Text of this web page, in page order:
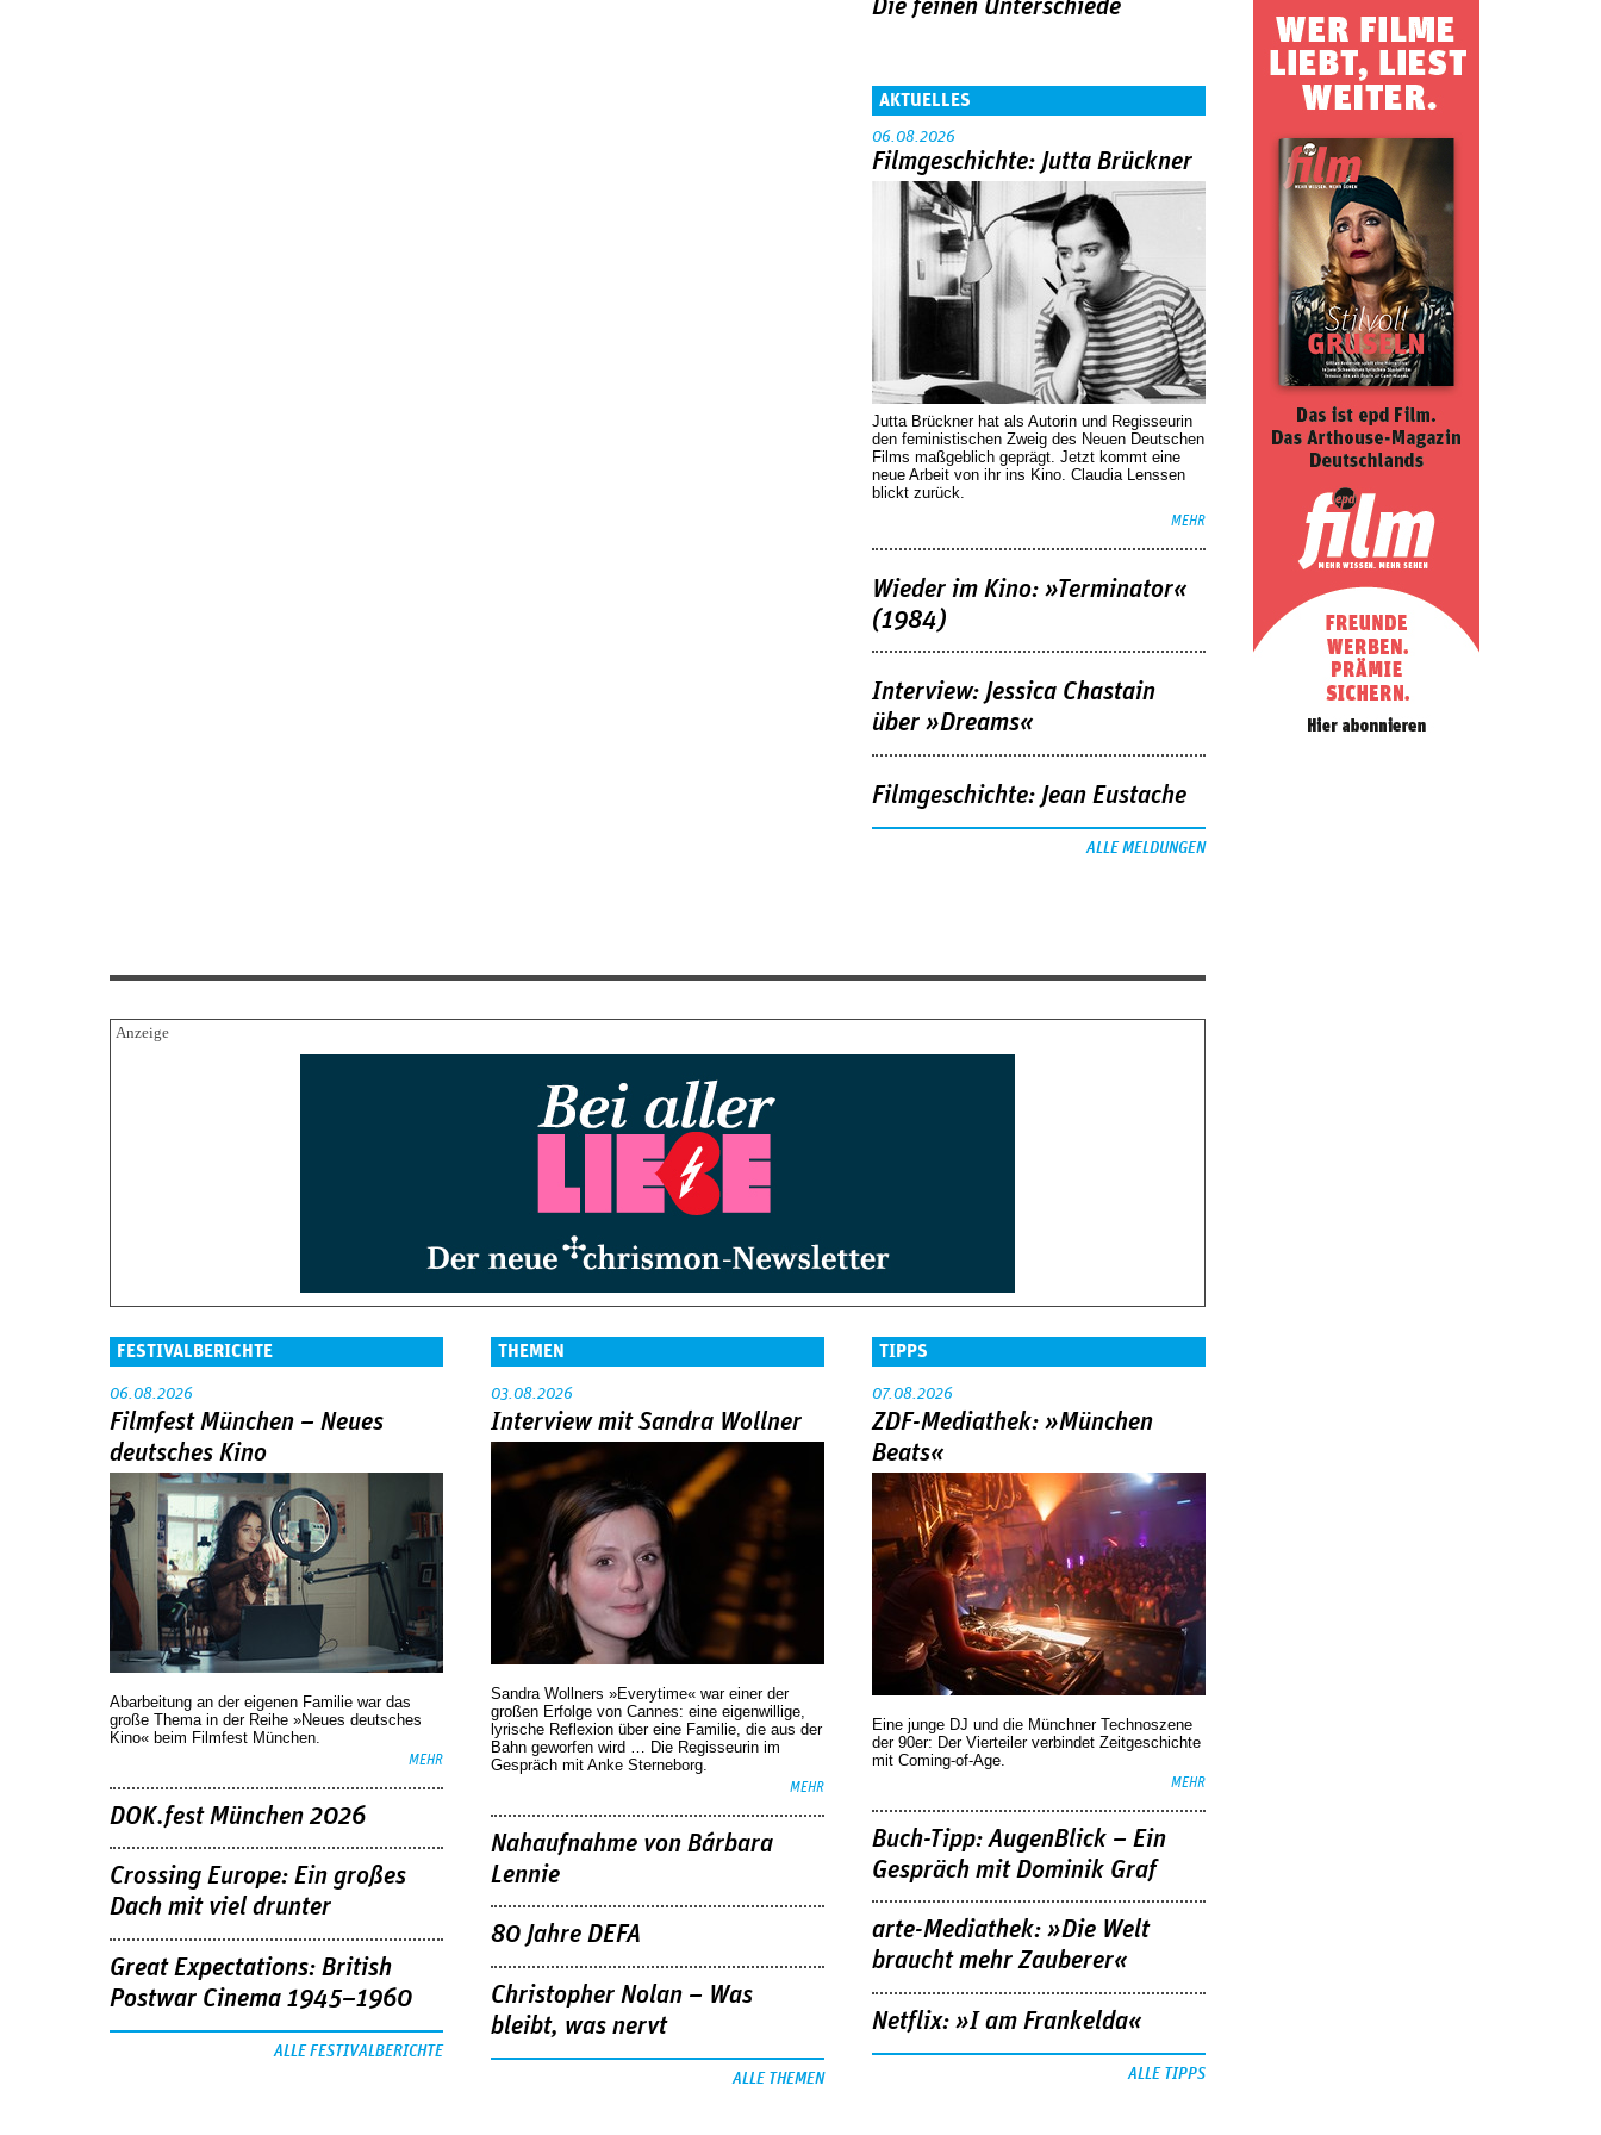
Die feinen Unterschiede
AKTUELLES
06.08.2026
Filmgeschichte: Jutta Brückner
Jutta Brückner hat als Autorin und Regisseurin
den feministischen Zweig des Neuen Deutschen
Films maßgeblich geprägt. Jetzt kommt eine
neue Arbeit von ihr ins Kino. Claudia Lenssen
blickt zurück.
MEHR
Wieder im Kino: »Terminator«
(1984)
Interview: Jessica Chastain
über »Dreams«
Filmgeschichte: Jean Eustache
ALLE MELDUNGEN
FESTIVALBERICHTE
06.08.2026
Filmfest München – Neues
deutsches Kino
Abarbeitung an der eigenen Familie war das
große Thema in der Reihe »Neues deutsches
Kino« beim Filmfest München.
MEHR
DOK.fest München 2026
Crossing Europe: Ein großes
Dach mit viel drunter
Great Expectations: British
Postwar Cinema 1945–1960
ALLE FESTIVALBERICHTE
THEMEN
03.08.2026
Interview mit Sandra Wollner
Sandra Wollners »Everytime« war einer der
großen Erfolge von Cannes: eine eigenwillige,
lyrische Reflexion über eine ­Familie, die aus der
Bahn geworfen wird … Die Regisseurin im
Gespräch mit Anke Sterneborg.
MEHR
Nahaufnahme von Bárbara
Lennie
80 Jahre DEFA
Christopher Nolan – Was
bleibt, was nervt
ALLE THEMEN
TIPPS
07.08.2026
ZDF-Mediathek: »München
Beats«
Eine junge DJ und die Münchner Technoszene
der 90er: Der Vierteiler verbindet Zeitgeschichte
mit Coming-of-Age.
MEHR
Buch-Tipp: AugenBlick – Ein
Gespräch mit Dominik Graf
arte-Mediathek: »Die Welt
braucht mehr Zauberer«
Netflix: »I am Frankelda«
ALLE TIPPS